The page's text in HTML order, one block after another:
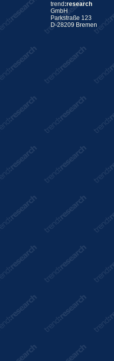
trend :research
GmbH
Parkstraße 123
D-28209 Bremen